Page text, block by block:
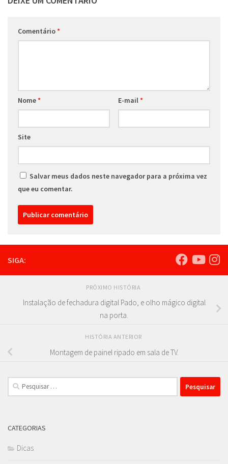
Comentário*
Nome* E-mail *
Site
Salvar meus dados neste navegador para a próxima vez
que eu comentar.
SIGA:
PRÓXIMO HISTÓRIA
Instalação de fechadura digital Pado, e olho mágico digital
na porta.
HISTÓRIA ANTERIOR
Montagem de painel ripado em sala de TV.
Pesquisar
por:
CATEGORIAS
Dicas